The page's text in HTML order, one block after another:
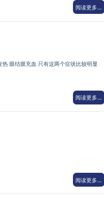
阅读更多...
眼结膜充血 只有这两个症状比较明显
阅读更多...
阅读更多...